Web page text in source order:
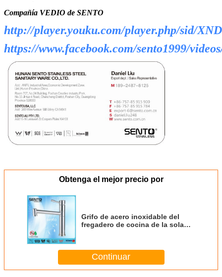
Compañía VEDIO de SENTO
http://player.youku.com/player.php/sid/
https://www.facebook.com/sento1999/
Obtenga el mejor precio por
Grifo de acero inoxidable del
fregadero de cocina de la sola
Continuar